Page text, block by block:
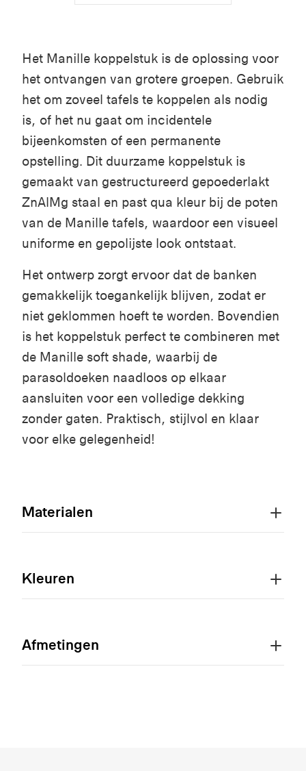
Het Manille koppelstuk is de oplossing voor
het ontvangen van grotere groepen. Gebruik
het om zoveel tafels te koppelen als nodig
is, of het nu gaat om incidentele
bijeenkomsten of een permanente
opstelling. Dit duurzame koppelstuk is
gemaakt van gestructureerd gepoederlakt
ZnAlMg staal en past qua kleur bij de poten
van de Manille tafels, waardoor een visueel
uniforme en gepolijste look ontstaat.
Het ontwerp zorgt ervoor dat de banken
gemakkelijk toegankelijk blijven, zodat er
niet geklommen hoeft te worden. Bovendien
is het koppelstuk perfect te combineren met
de Manille soft shade, waarbij de
parasoldoeken naadloos op elkaar
aansluiten voor een volledige dekking
zonder gaten. Praktisch, stijlvol en klaar
voor elke gelegenheid!
Materialen
Kleuren
Afmetingen